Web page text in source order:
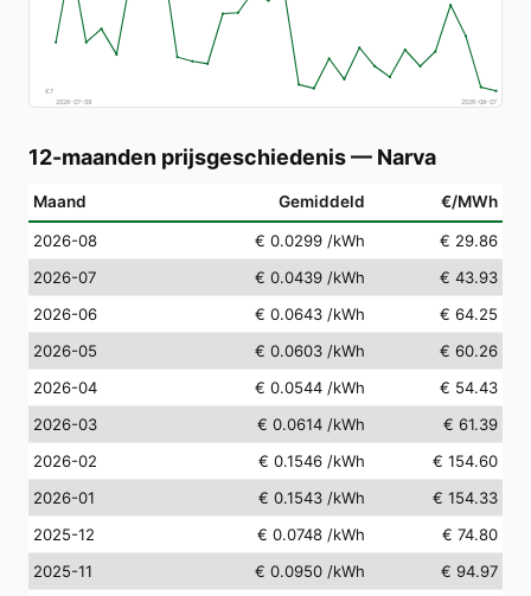
€7
2026-07-09
2026-08-07
12-maanden prijsgeschiedenis— Narva
Maand Gemiddeld €/MWh
2026-08 € 0.0299 /kWh
€ 29.86
2026-07
€ 0.0439 /kWh
€ 43.93
2026-06
€ 0.0643 /kWh
€ 64.25
2026-05
€ 0.0603 /kWh
€ 60.26
2026-04
€ 0.0544 /kWh
€ 54.43
2026-03
€ 0.0614 /kWh
€ 61.39
2026-02
€ 0.1546 /kWh
€ 154.60
2026-01
€ 0.1543 /kWh
€ 154.33
2025-12
€ 0.0748 /kWh
€ 74.80
2025-11
€ 0.0950 /kWh
€ 94.97